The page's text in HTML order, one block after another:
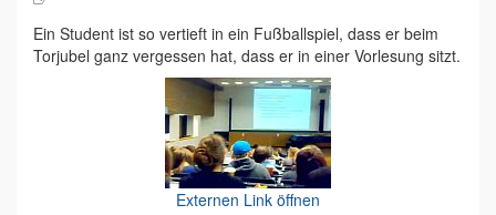
Ein Student ist so vertieft in ein Fußballspiel, dass er beim
Torjubel ganz vergessen hat, dass er in einer Vorlesung sitzt.
Externen Link öffnen